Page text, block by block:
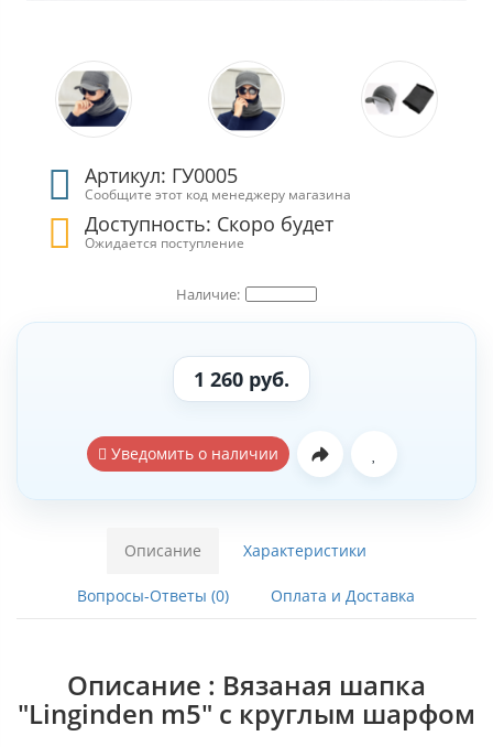
Артикул: ГУ0005
Сообщите этот код менеджеру магазина
Доступность: Скоро будет
Ожидается поступление
1 260 руб.
Уведомить о наличии
Описание Характеристики
Вопросы-Ответы (0) Оплата и Доставка
Описание : Вязаная шапка
"Linginden m5" с круглым шарфом